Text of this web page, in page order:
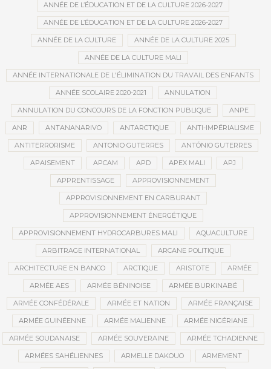
ANNÉE DE L’ÉDUCATION ET DE LA CULTURE 2026-2027
ANNÉE DE L’ÉDUCATION ET DE LA CULTURE 2026-2027
ANNÉE DE LA CULTURE ANNÉE DE LA CULTURE 2025
ANNÉE DE LA CULTURE MALI
ANNÉE INTERNATIONALE DE L'ÉLIMINATION DU TRAVAIL DES ENFANTS
ANNÉE SCOLAIRE 2020-2021 ANNULATION
ANNULATION DU CONCOURS DE LA FONCTION PUBLIQUE ANPE
ANR ANTANANARIVO ANTARCTIQUE ANTI-IMPÉRIALISME
ANTITERRORISME ANTONIO GUTERRES ANTÓNIO GUTERRES
APAISEMENT APCAM APD APEX MALI APJ
APPRENTISSAGE APPROVISIONNEMENT
APPROVISIONNEMENT EN CARBURANT
APPROVISIONNEMENT ÉNERGÉTIQUE
APPROVISIONNEMENT HYDROCARBURES MALI AQUACULTURE
ARBITRAGE INTERNATIONAL ARCANE POLITIQUE
ARCHITECTURE EN BANCO ARCTIQUE ARISTOTE ARMÉE
ARMÉE AES ARMÉE BÉNINOISE ARMÉE BURKINABÉ
ARMÉE CONFÉDÉRALE ARMÉE ET NATION ARMÉE FRANÇAISE
ARMÉE GUINÉENNE ARMÉE MALIENNE ARMÉE NIGÉRIANE
ARMÉE SOUDANAISE ARMÉE SOUVERAINE ARMÉE TCHADIENNE
ARMÉES SAHÉLIENNES ARMELLE DAKOUO ARMEMENT